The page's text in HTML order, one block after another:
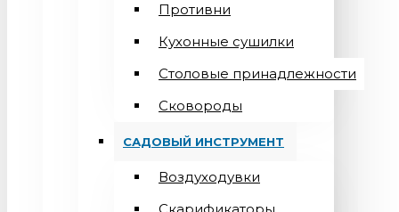
Противни
Кухонные сушилки
Столовые принадлежности
Сковороды
САДОВЫЙ ИНСТРУМЕНТ
Воздуходувки